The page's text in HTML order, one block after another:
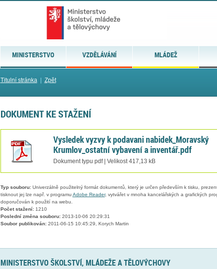
MINISTERSTVO VZDĚLÁVÁNÍ MLÁDEŽ
Titulní stránka| Zpět
DOKUMENT KE STAŽENÍ
Vysledek vyzvy k podavani nabidek_Moravský
Krumlov_ostatní vybavení a inventář.pdf
Dokument typu pdf | Velikost 417,13 kB
Typ souboru:Univerzálně použitelný formát dokumentů, který je určen především k tisku,
tisknout jej lze např. v programu Adobe Reader, vytvářet v mnoha kancelářských a grafických
doporučován k použití na webu.
Počet stažení:1210
Poslední změna souboru:2013-10-06 20:29:31
Soubor publikován:2011-06-15 10:45:29, Korych Martin
MINISTERSTVO ŠKOLSTVÍ, MLÁDEŽE A TĚLOVÝCHOVY